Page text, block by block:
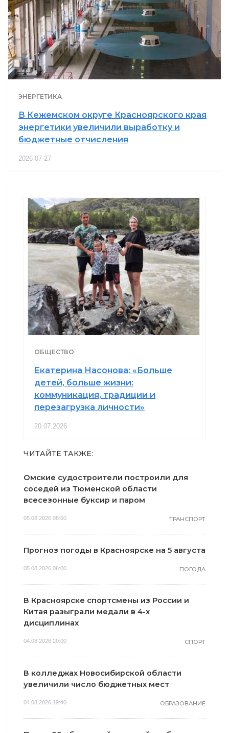
ЭНЕРГЕТИКА
В Кежемском округе Красноярского края
энергетики увеличили выработку и
бюджетные отчисления
2026-07-27
ОБЩЕСТВО
Екатерина Насонова: «Больше
детей, больше жизни:
коммуникация, традиции и
перезагрузка личности»
20.07.2026
ЧИТАЙТЕ ТАКЖЕ:
Омские судостроители построили для
соседей из Тюменской области
всесезонные буксир и паром
05.08.2026 08:00 ТРАНСПОРТ
Прогноз погоды в Красноярске на 5 августа
05.08.2026 06:00 ПОГОДА
В Красноярске спортсмены из России и
Китая разыграли медали в 4-х
дисциплинах
04.08.2026 20:00 СПОРТ
В колледжах Новосибирской области
увеличили число бюджетных мест
04.08.2026 19:40 ОБРАЗОВАНИЕ